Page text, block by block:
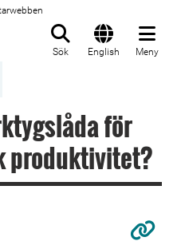
Sök English Meny
för
produktivitet?